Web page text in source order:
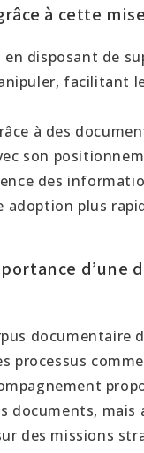
à cette
en disposant de
facilitant
à des
son
des
plus
d’une
documentaire
processus
documents, mais
des missions